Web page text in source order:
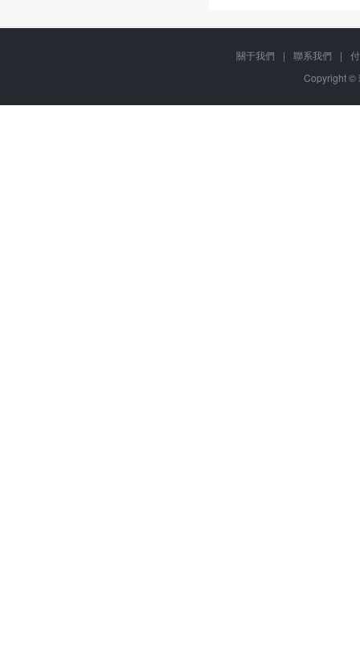
關于我們 | 聯系我們 |
Copyright ©